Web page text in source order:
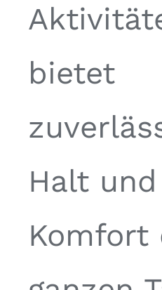
bietet
Halt und
Komfort